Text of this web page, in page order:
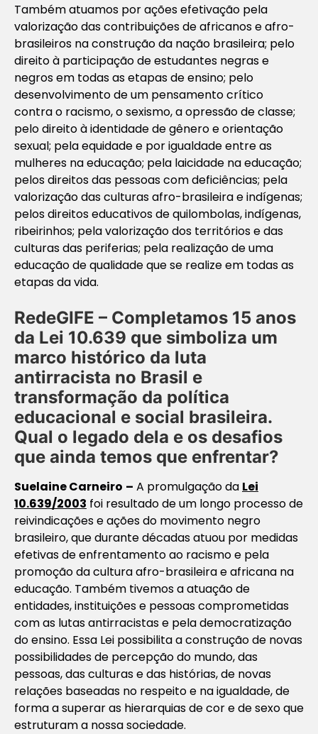
Também atuamos por ações efetivação pela
valorização das contribuições de africanos e afro-
brasileiros na construção da nação brasileira; pelo
direito à participação de estudantes negras e
negros em todas as etapas de ensino; pelo
desenvolvimento de um pensamento crítico
contra o racismo, o sexismo, a opressão de classe;
pelo direito à identidade de gênero e orientação
sexual; pela equidade e por igualdade entre as
mulheres na educação; pela laicidade na educação;
pelos direitos das pessoas com deficiências; pela
valorização das culturas afro-brasileira e indígenas;
pelos direitos educativos de quilombolas, indígenas,
ribeirinhos; pela valorização dos territórios e das
culturas das periferias; pela realização de uma
educação de qualidade que se realize em todas as
etapas da vida.
RedeGIFE – Completamos 15 anos
da Lei 10.639 que simboliza um
marco histórico da luta
antirracista no Brasil e
transformação da política
educacional e social brasileira.
Qual o legado dela e os desafios
que ainda temos que enfrentar?
Suelaine Carneiro – A promulgação da Lei
10.639/2003 foi resultado de um longo processo de
reivindicações e ações do movimento negro
brasileiro, que durante décadas atuou por medidas
efetivas de enfrentamento ao racismo e pela
promoção da cultura afro-brasileira e africana na
educação. Também tivemos a atuação de
entidades, instituições e pessoas comprometidas
com as lutas antirracistas e pela democratização
do ensino. Essa Lei possibilita a construção de novas
possibilidades de percepção do mundo, das
pessoas, das culturas e das histórias, de novas
relações baseadas no respeito e na igualdade, de
forma a superar as hierarquias de cor e de sexo que
estruturam a nossa sociedade.